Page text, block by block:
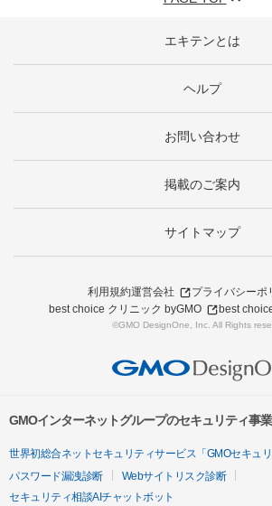
エキテンとは
ヘルプ
お問い合わせ
掲載のご案内
サイトマップ
利用規約運営会社
プライバシーポ
best choice クリニック byGMO
best
©GMO DesignOne, Inc. All Rights
GMOインターネットグループのセキュリティ事
世界初総合ネットセキュリティサービス「GMOセキュリ
パスワード漏洩診断
Webサイトリスク診断
セキュリティ相談AIチャットボット